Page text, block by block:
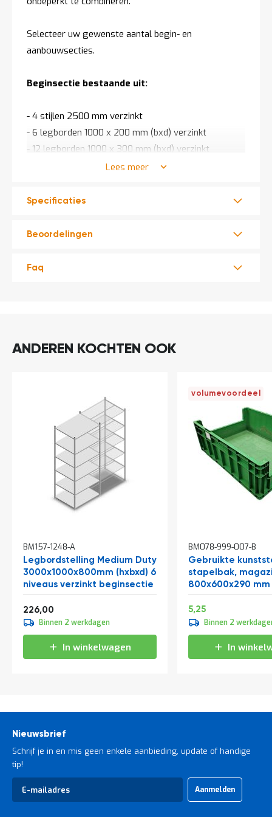
Selecteer uw gewenste aantal begin- en
aanbouwsecties.
Beginsectie bestaande uit:
- 4 stijlen 2500 mm verzinkt
- 6 legborden 1000 x 200 mm (bxd) verzinkt
- 12 legborden 1000 x 300 mm (bxd) verzinkt
- 12 dragers 800 mm verzinkt
- 6 legborden 1000 x 200 mm (bxd) verzinkt
Lees meer
Specificaties
Beoordelingen
Faq
ANDEREN KOCHTEN OOK
BM157-1248-A
Legbordstelling Medium Duty
3000x1000x800mm (hxbxd) 6
niveaus verzinkt beginsectie
Vanaf
226,00
Binnen 2 werkdagen
In winkelwagen
volumevoordeel
BM078-999-007-B
Gebruikte
stapelbak,
800x600x290 mm
groen
Speciale
prijs
5,25
winkelwagen
Binnen 2
In
Nieuwsbrief
Schrijf je in en mis geen enkele aanbieding, update of handige
tip!
Abonneer
op
Aanmelden